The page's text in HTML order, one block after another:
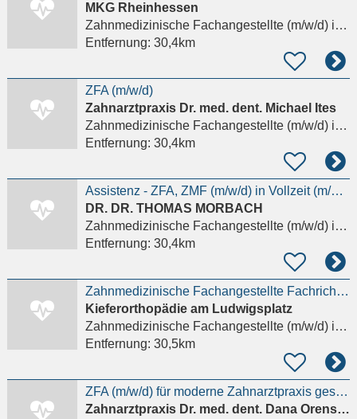
MKG Rheinhessen
Zahnmedizinische Fachangestellte (m/w/d)in Alzey
Entfernung: 30,4km
ZFA (m/w/d)
Zahnarztpraxis Dr. med. dent. Michael Ites
Zahnmedizinische Fachangestellte (m/w/d)in Armsheim
Entfernung: 30,4km
Assistenz - ZFA, ZMF (m/w/d) in Vollzeit (m/w/d) gesucht!
DR. DR. THOMAS MORBACH
Zahnmedizinische Fachangestellte (m/w/d)in Alzey
Entfernung: 30,4km
Zahnmedizinische Fachangestellte Fachrichtung Kieferorthopädie
Kieferorthopädie am Ludwigsplatz
Zahnmedizinische Fachangestellte (m/w/d)in Worms
Entfernung: 30,5km
ZFA (m/w/d) für moderne Zahnarztpraxis gesucht
Zahnarztpraxis Dr. med. dent. Dana Orenstein